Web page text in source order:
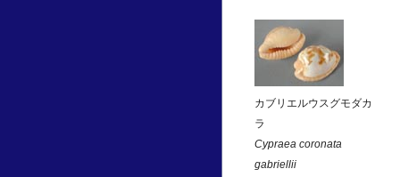
カブリエルウスグモダカ
ラ
Cypraea coronata
gabriellii